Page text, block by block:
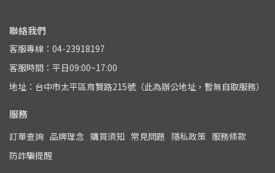
聯絡我們
客服專線：04-23918197
客服時間：平日09:00~17:00
地址：台中市太平區育賢路215號（此為辦公地址，暫無自取服務）
服務
訂單查詢 品牌理念 購買須知 常見問題 隱私政策 服務條款
防詐騙提醒